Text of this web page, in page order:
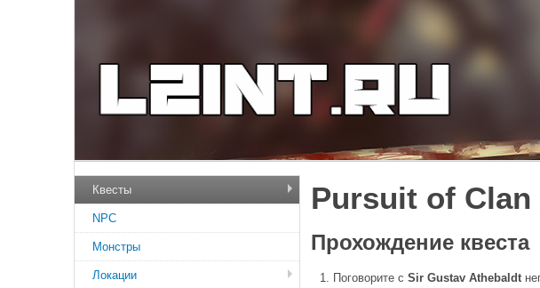
Pursuit of
Прохождение квеста
Поговорите c Sir Gustav Athebaldt
Квесты
NPC
Монстры
Локации